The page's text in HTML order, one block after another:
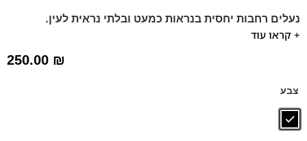
נעלים רחבות יחסית בנראות כמעט ובלתי נראית לעין.
מומלץ להליכה ועמידה ממושכת.
של פרנקו בן
דגם זה מגיע גם במידה גדולה – מידה 47 – לחצו כאן
+ קראו עוד
250.00 ₪
צבע